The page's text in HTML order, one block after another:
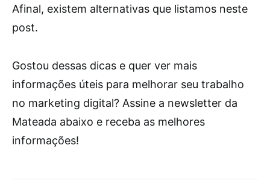
Afinal, existem alternativas que listamos neste
post.
Gostou dessas dicas e quer ver mais
informações úteis para melhorar seu trabalho
no marketing digital? Assine a newsletter da
Mateada abaixo e receba as melhores
informações!